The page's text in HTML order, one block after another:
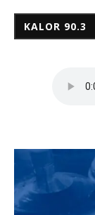
KALOR 90.3